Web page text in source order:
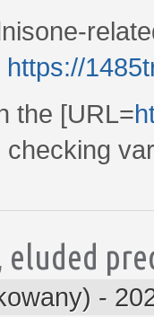
https://
the [URL=
eluded
-